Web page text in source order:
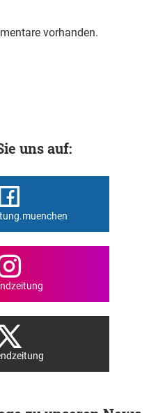
vorhanden.
uns auf: